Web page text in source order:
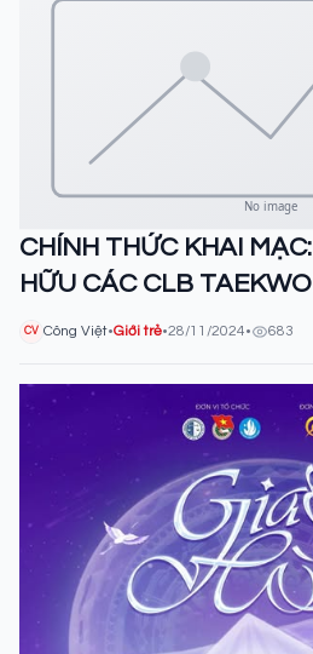
CHÍNH THỨC KHAI
HỮU CÁC CLB
ĐẠI HỌC LUẬT HÀ NỘI
CV Công Việt•Giới trẻ•28/11/2024• 683